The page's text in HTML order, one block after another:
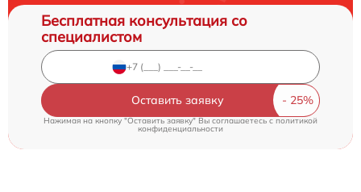
Бесплатная консультация со
специалистом
Оставить заявку
Нажимая на кнопку "Оставить заявку" Вы соглашаетесь cполитикой
конфиденциальности